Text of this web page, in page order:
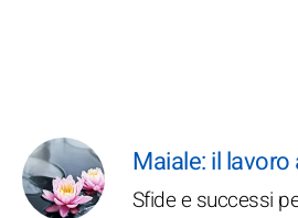
Maiale: il
Sfide e successi